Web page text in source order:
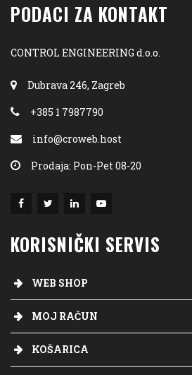
PODACI ZA KONTAKT
CONTROL ENGINEERING d.o.o.
Dubrava 246, Zagreb
+385 1 7987790
info@croweb.host
Prodaja: Pon-Pet 08-20
KORISNIČKI SERVIS
WEB SHOP
MOJ RAČUN
KOŠARICA